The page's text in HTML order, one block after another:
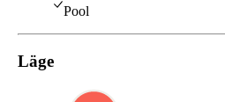
Pool
Läge